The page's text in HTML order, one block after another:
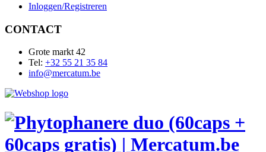
Inloggen/Registreren
CONTACT
Grote markt 42
Tel: +32 55 21 35 84
info@mercatum.be